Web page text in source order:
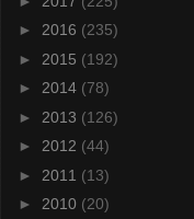
► 2016 (235)
► 2015 (192)
► 2014 (78)
► 2013 (126)
► 2012 (44)
► 2011 (13)
► 2010 (20)